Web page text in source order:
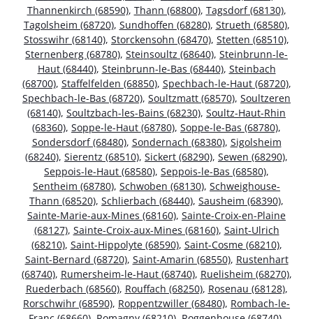
Thannenkirch (68590), Thann (68800), Tagsdorf (68130),
Tagolsheim (68720), Sundhoffen (68280), Strueth (68580),
Stosswihr (68140), Storckensohn (68470), Stetten (68510),
Sternenberg (68780), Steinsoultz (68640), Steinbrunn-le-
Haut (68440), Steinbrunn-le-Bas (68440), Steinbach
(68700), Staffelfelden (68850), Spechbach-le-Haut (68720),
Spechbach-le-Bas (68720), Soultzmatt (68570), Soultzeren
(68140), Soultzbach-les-Bains (68230), Soultz-Haut-Rhin
(68360), Soppe-le-Haut (68780), Soppe-le-Bas (68780),
Sondersdorf (68480), Sondernach (68380), Sigolsheim
(68240), Sierentz (68510), Sickert (68290), Sewen (68290),
Seppois-le-Haut (68580), Seppois-le-Bas (68580),
Sentheim (68780), Schwoben (68130), Schweighouse-
Thann (68520), Schlierbach (68440), Sausheim (68390),
Sainte-Marie-aux-Mines (68160), Sainte-Croix-en-Plaine
(68127), Sainte-Croix-aux-Mines (68160), Saint-Ulrich
(68210), Saint-Hippolyte (68590), Saint-Cosme (68210),
Saint-Bernard (68720), Saint-Amarin (68550), Rustenhart
(68740), Rumersheim-le-Haut (68740), Ruelisheim (68270),
Ruederbach (68560), Rouffach (68250), Rosenau (68128),
Rorschwihr (68590), Roppentzwiller (68480), Rombach-le-